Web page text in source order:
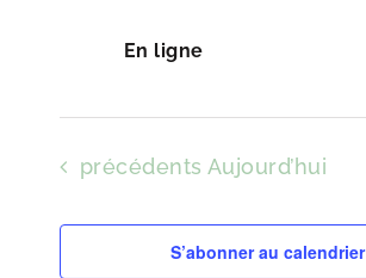
En ligne
Évènements
précédents Aujourd’hui
S’abonner au calendrier